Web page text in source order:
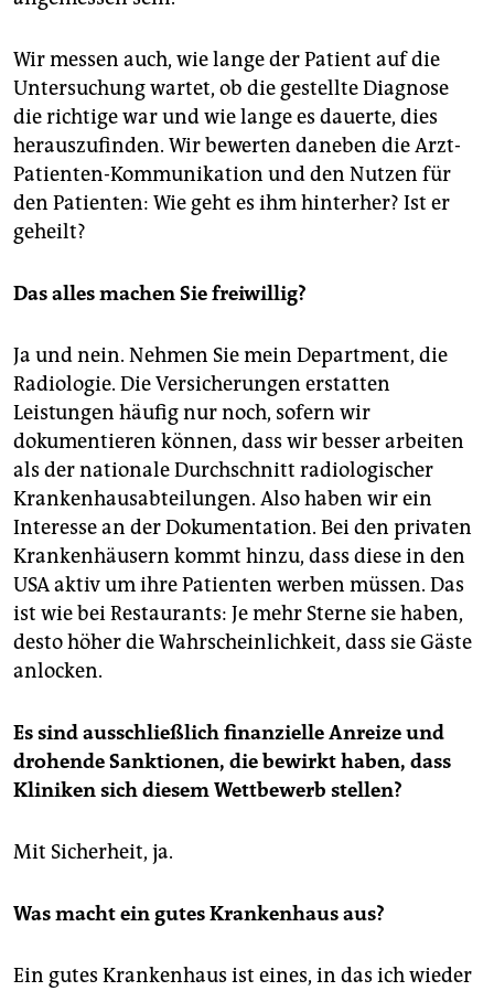
Wir messen auch, wie lange der Patient auf die
Untersuchung wartet, ob die gestellte Diagnose
die richtige war und wie lange es dauerte, dies
herauszufinden. Wir bewerten daneben die Arzt-
Patienten-Kommunikation und den Nutzen für
den Patienten: Wie geht es ihm hinterher? Ist er
geheilt?
Das alles machen Sie freiwillig?
Ja und nein. Nehmen Sie mein Department, die
Radiologie. Die Versicherungen erstatten
Leistungen häufig nur noch, sofern wir
dokumentieren können, dass wir besser arbeiten
als der nationale Durchschnitt radiologischer
Krankenhausabteilungen. Also haben wir ein
Interesse an der Dokumentation. Bei den privaten
Krankenhäusern kommt hinzu, dass diese in den
USA aktiv um ihre Patienten werben müssen. Das
ist wie bei Restaurants: Je mehr Sterne sie haben,
desto höher die Wahrscheinlichkeit, dass sie Gäste
anlocken.
Es sind ausschließlich finanzielle Anreize und
drohende Sanktionen, die bewirkt haben, dass
Kliniken sich diesem Wettbewerb stellen?
Mit Sicherheit, ja.
Was macht ein gutes Krankenhaus aus?
Ein gutes Krankenhaus ist eines, in das ich wieder